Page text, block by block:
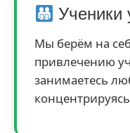
Ученики
Мы берём на
привлечению
занимаетесь